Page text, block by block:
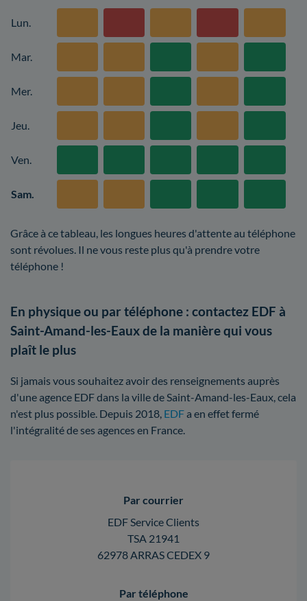
Lun.
Mar.
Mer.
Jeu.
Ven.
Sam.
Grâce à ce tableau, les longues heures d'attente au téléphone
sont révolues. Il ne vous reste plus qu'à prendre votre
téléphone !
En physique ou par téléphone : contactez EDF à
Saint-Amand-les-Eaux de la manière qui vous
plaît le plus
Si jamais vous souhaitez avoir des renseignements auprès
d'une agence EDF dans la ville de Saint-Amand-les-Eaux, cela
n'est plus possible. Depuis 2018, EDFa en effet fermé
l'intégralité de ses agences en France.
Par courrier
EDF Service Clients
TSA 21941
62978 ARRAS CEDEX 9
Par téléphone